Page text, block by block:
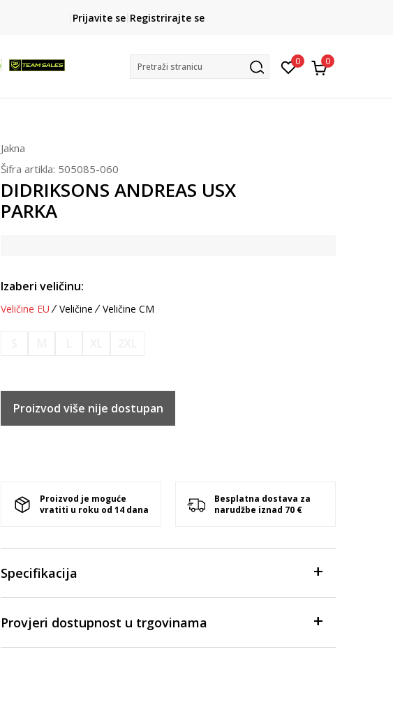
CLICK& COLLECT
besplatno preuzimanje u trgovini
Prijavite se Registrirajte se
Pretraži stranicu 0 0
Jakna
Šifra artikla: 505085-060
DIDRIKSONS ANDREAS USX
PARKA
Izaberi veličinu:
Veličine EU Veličine Veličine CM
Proizvod više nije dostupan
Proizvod je moguće
vratiti u roku od 14 dana
Besplatna dostava za
narudžbe iznad 70 €
Specifikacija
Provjeri dostupnost u trgovinama